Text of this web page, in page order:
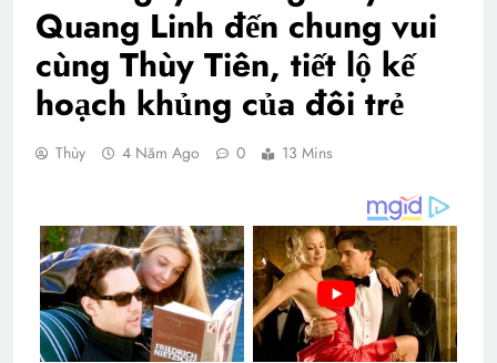
Quang Linh đến chung vui
cùng Thùy Tiên, tiết lộ kế
hoạch khủng của đôi trẻ
Thùy 4 Năm Ago 0 13 Mins